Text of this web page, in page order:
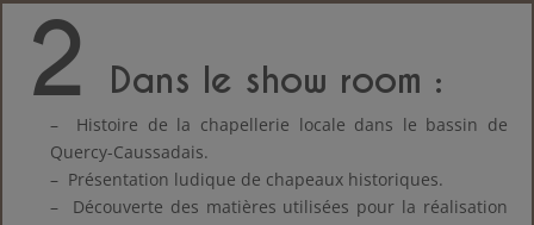
2
Dans le show room :
– Histoire de la chapellerie locale dans le bassin de
Quercy-Caussadais.
– Présentation ludique de chapeaux historiques.
– Découverte des matières utilisées pour la réalisation